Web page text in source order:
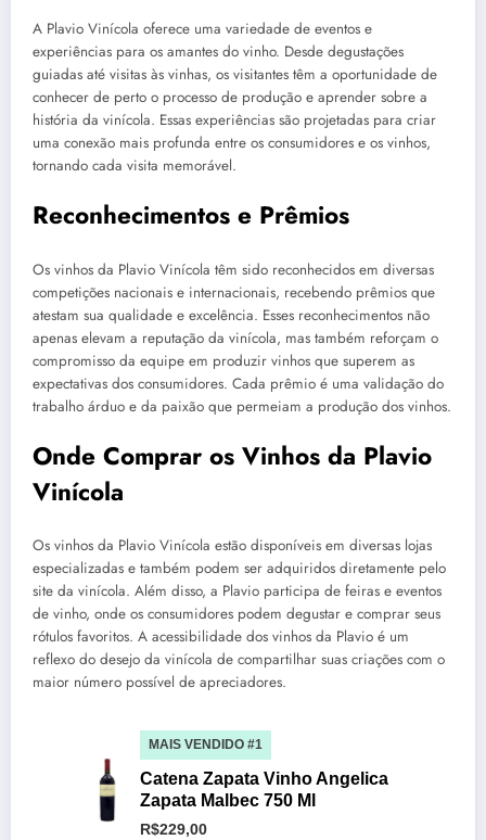
A Plavio Vinícola oferece uma variedade de eventos e
experiências para os amantes do vinho. Desde degustações
guiadas até visitas às vinhas, os visitantes têm a oportunidade de
conhecer de perto o processo de produção e aprender sobre a
história da vinícola. Essas experiências são projetadas para criar
uma conexão mais profunda entre os consumidores e os vinhos,
tornando cada visita memorável.
Reconhecimentos e Prêmios
Os vinhos da Plavio Vinícola têm sido reconhecidos em diversas
competições nacionais e internacionais, recebendo prêmios que
atestam sua qualidade e excelência. Esses reconhecimentos não
apenas elevam a reputação da vinícola, mas também reforçam o
compromisso da equipe em produzir vinhos que superem as
expectativas dos consumidores. Cada prêmio é uma validação do
trabalho árduo e da paixão que permeiam a produção dos vinhos.
Onde Comprar os Vinhos da Plavio
Vinícola
Os vinhos da Plavio Vinícola estão disponíveis em diversas lojas
especializadas e também podem ser adquiridos diretamente pelo
site da vinícola. Além disso, a Plavio participa de feiras e eventos
de vinho, onde os consumidores podem degustar e comprar seus
rótulos favoritos. A acessibilidade dos vinhos da Plavio é um
reflexo do desejo da vinícola de compartilhar suas criações com o
maior número possível de apreciadores.
MAIS VENDIDO #1
Catena Zapata Vinho Angelica
Zapata Malbec 750 Ml
R$229,00